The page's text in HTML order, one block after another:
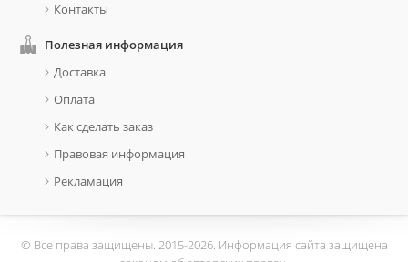
Контакты
Полезная информация
Доставка
Оплата
Как сделать заказ
Правовая информация
Рекламация
© Все права защищены. 2015-2026. Информация сайта защищена